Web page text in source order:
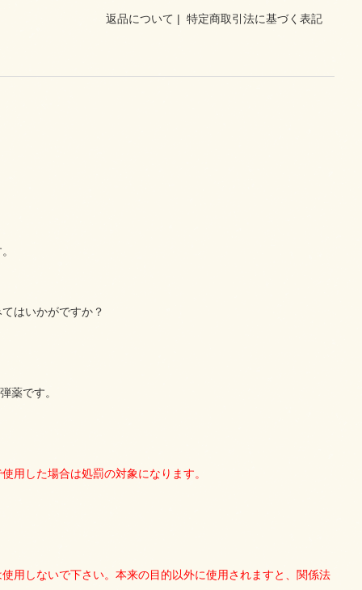
返品について |特定商取引法に基づく表記
はいかがですか？
薬です。
用した場合は処罰の対象になります。
用しないで下さい。本来の目的以外に使用されますと、関係法